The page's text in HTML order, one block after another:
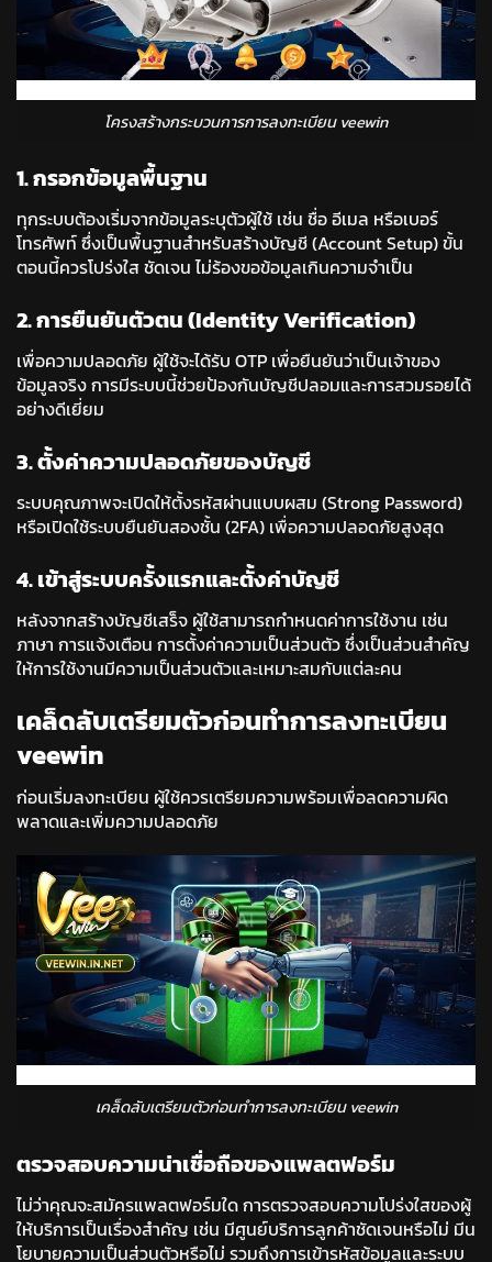
โครงสร้างกระบวนการการลงทะเบียน veewin
1. กรอกข้อมูลพื้นฐาน
ทุกระบบต้องเริ่มจากข้อมูลระบุตัวผู้ใช้ เช่น ชื่อ อีเมล หรือเบอร์
โทรศัพท์ ซึ่งเป็นพื้นฐานสำหรับสร้างบัญชี (Account Setup) ขั้น
ตอนนี้ควรโปร่งใส ชัดเจน ไม่ร้องขอข้อมูลเกินความจำเป็น
2. การยืนยันตัวตน (Identity Verification)
เพื่อความปลอดภัย ผู้ใช้จะได้รับ OTP เพื่อยืนยันว่าเป็นเจ้าของ
ข้อมูลจริง การมีระบบนี้ช่วยป้องกันบัญชีปลอมและการสวมรอยได้
อย่างดีเยี่ยม
3. ตั้งค่าความปลอดภัยของบัญชี
ระบบคุณภาพจะเปิดให้ตั้งรหัสผ่านแบบผสม (Strong Password)
หรือเปิดใช้ระบบยืนยันสองชั้น (2FA) เพื่อความปลอดภัยสูงสุด
4. เข้าสู่ระบบครั้งแรกและตั้งค่าบัญชี
หลังจากสร้างบัญชีเสร็จ ผู้ใช้สามารถกำหนดค่าการใช้งาน เช่น
ภาษา การแจ้งเตือน การตั้งค่าความเป็นส่วนตัว ซึ่งเป็นส่วนสำคัญ
ให้การใช้งานมีความเป็นส่วนตัวและเหมาะสมกับแต่ละคน
เคล็ดลับเตรียมตัวก่อนทำการลงทะเบียน
veewin
ก่อนเริ่มลงทะเบียน ผู้ใช้ควรเตรียมความพร้อมเพื่อลดความผิด
พลาดและเพิ่มความปลอดภัย
เคล็ดลับเตรียมตัวก่อนทำการลงทะเบียน veewin
ตรวจสอบความน่าเชื่อถือของแพลตฟอร์ม
ไม่ว่าคุณจะสมัครแพลตฟอร์มใด การตรวจสอบความโปร่งใสของผู้
ให้บริการเป็นเรื่องสำคัญ เช่น มีศูนย์บริการลูกค้าชัดเจนหรือไม่ มีน
โยบายความเป็นส่วนตัวหรือไม่ รวมถึงการเข้ารหัสข้อมูลและระบบ